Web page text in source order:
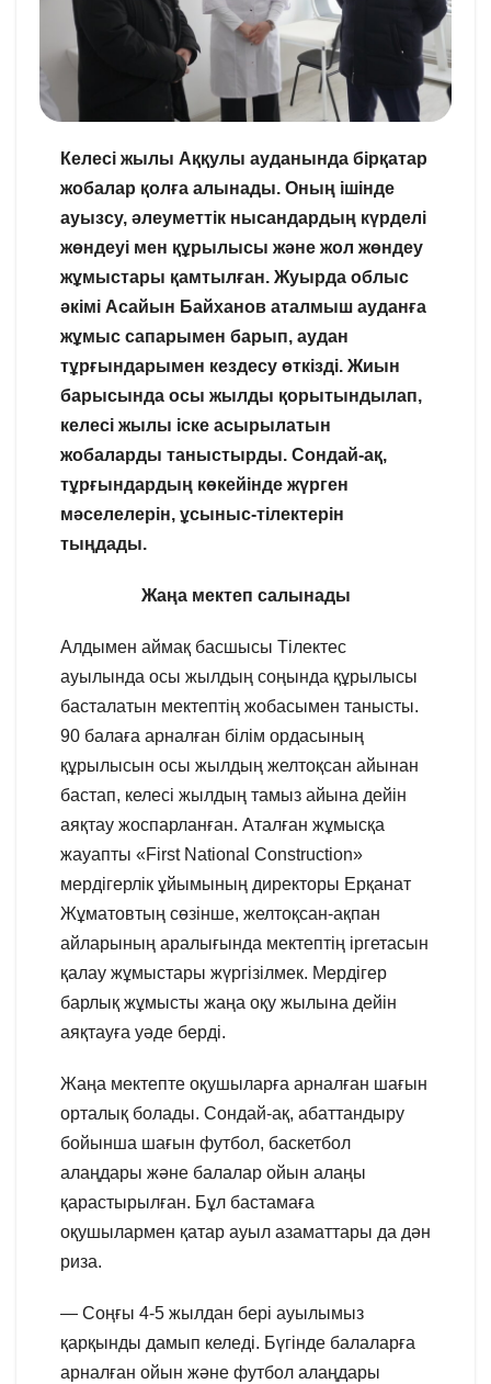
Келесі жылы Аққулы ауданында бірқатар
жобалар қолға алынады. Оның ішінде
ауызсу, әлеуметтік нысандардың күрделі
жөндеуі мен құрылысы және жол жөндеу
жұмыстары қамтылған. Жуырда облыс
әкімі Асайын Байханов аталмыш ауданға
жұмыс сапарымен барып, аудан
тұрғындарымен кездесу өткізді. Жиын
барысында осы жылды қорытындылап,
келесі жылы іске асырылатын
жобаларды таныстырды. Сондай-ақ,
тұрғындардың көкейінде жүрген
мәселелерін, ұсыныс-тілектерін
тыңдады.
Жаңа мектеп салынады
Алдымен аймақ басшысы Тілектес
ауылында осы жылдың соңында құрылысы
басталатын мектептің жобасымен танысты.
90 балаға арналған білім ордасының
құрылысын осы жылдың желтоқсан айынан
бастап, келесі жылдың тамыз айына дейін
аяқтау жоспарланған. Аталған жұмысқа
жауапты «First National Construction»
мердігерлік ұйымының директоры Ерқанат
Жұматовтың сөзінше, желтоқсан-ақпан
айларының аралығында мектептің іргетасын
қалау жұмыстары жүргізілмек. Мердігер
барлық жұмысты жаңа оқу жылына дейін
аяқтауға уәде берді.
Жаңа мектепте оқушыларға арналған шағын
орталық болады. Сондай-ақ, абаттандыру
бойынша шағын футбол, баскетбол
алаңдары және балалар ойын алаңы
қарастырылған. Бұл бастамаға
оқушылармен қатар ауыл азаматтары да дән
риза.
— Соңғы 4-5 жылдан бері ауылымыз
қарқынды дамып келеді. Бүгінде балаларға
арналған ойын және футбол алаңдары